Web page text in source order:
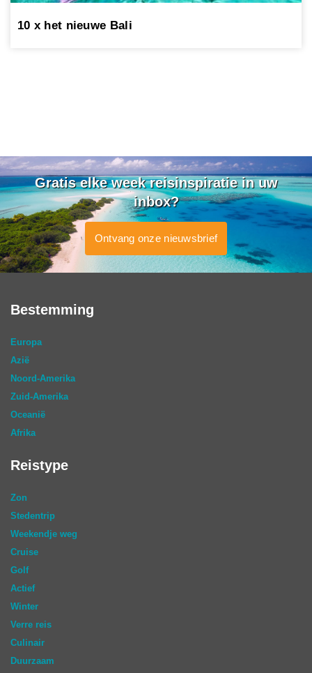
10 x het nieuwe Bali
Gratis elke week reisinspiratie in uw
inbox?
Ontvang onze nieuwsbrief
Bestemming
Europa
Azië
Noord-Amerika
Zuid-Amerika
Oceanië
Afrika
Reistype
Zon
Stedentrip
Weekendje weg
Cruise
Golf
Actief
Winter
Verre reis
Culinair
Duurzaam